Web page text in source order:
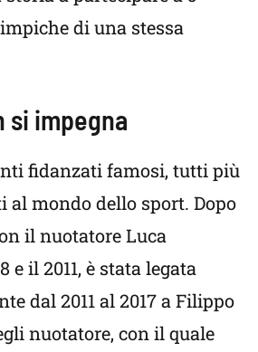
di una stessa
si impegna
fidanzati famosi, tutti più
al mondo dello sport. Dopo
il nuotatore Luca
il 2011, è stata legata
dal 2011 al 2017 a Filippo
nuotatore, con il quale